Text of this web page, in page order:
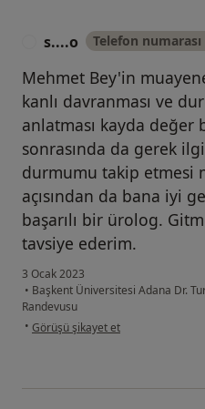
s....o Telefon
Mehmet Bey'in
kanlı davranması ve
anlatması kayda değer
sonrasında da gerek
durmumu takip etmesi
açısından da bana iyi
başarılı bir ürolog.
tavsiye ederim.
3 Ocak 2023
• Başkent Üniversitesi Adana Dr.
Randevusu
• kullanıcının görüşüne göre s....o
Görüşü şikayet et